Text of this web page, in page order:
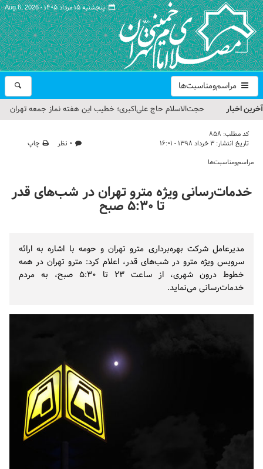
پنجشنبه ۱۵ مرداد ۱۴۰۵ - Aug 6, 2026
مراسم‌ومناسبت‌ها
آخرین اخبار
حجت‌الاسلام حاج علی‌اکبری؛ خطیب این هفته نماز جمعه تهران
گزارش تصویری| مراسم بزرگداشت آقای شهید ایران
تمهیدات ترافیکی مراسم بزرگداشت رهبر شهید در مصلای تهران
کد مطلب: 858
تاریخ انتشار: ۳ خرداد ۱۳۹۸ - ۱۶:۰۱ ۰ نظر
چاپ
مراسم‌ومناسبت‌ها
خدمات‌رسانی ویژه مترو تهران در شب‌های قدر
تا ۵:۳۰ صبح
مدیرعامل شرکت بهره‌برداری مترو تهران و حومه با اشاره به ارائه
سرویس ویژه مترو در شب‌های قدر، اعلام کرد: مترو تهران در همه
خطوط درون شهری، از ساعت ۲۳ تا ۵:۳۰ صبح، به مردم
خدمات‌رسانی می‌نماید.